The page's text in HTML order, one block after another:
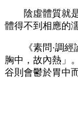
陰虛體質就是
體得不到相應的
《素問·調經論
胸中，故內熱」
谷則會鬱於胃中